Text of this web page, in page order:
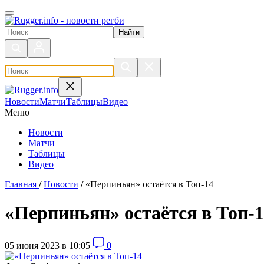
Поиск по сайту
НовостиМатчиТаблицыВидео
Меню
Новости
Матчи
Таблицы
Видео
Главная / Новости / «Перпиньян» остаётся в Топ-14
«Перпиньян» остаётся в Топ-
05 июня 2023 в 10:05 0